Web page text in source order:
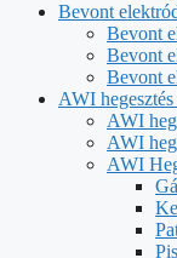
Bevont
Bevont
Bevont
Bevont
AWI
AWI
AWI
AWI